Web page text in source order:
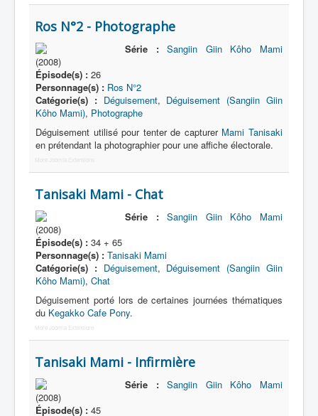
Ros N°2 - Photographe
Série :
Sangiin Giin Kôho Mami
(2008)
Épisode(s) : 26
Personnage(s) : Ros N°2
Catégorie(s) : Déguisement, Déguisement (Sangiin Giin
Kôho Mami), Photographe
Déguisement utilisé pour tenter de capturer Mami Tanisaki
en prétendant la photographier pour une affiche électorale.
More Joomla Extensions
Tanisaki Mami - Chat
Série :
Sangiin Giin Kôho Mami
(2008)
Épisode(s) : 34 + 65
Personnage(s) : Tanisaki Mami
Catégorie(s) : Déguisement, Déguisement (Sangiin Giin
Kôho Mami), Chat
Déguisement porté lors de certaines journées thématiques
du Kegakko Cafe Pony.
More Joomla Extensions
Tanisaki Mami - Infirmière
Série :
Sangiin Giin Kôho Mami
(2008)
Épisode(s) : 45